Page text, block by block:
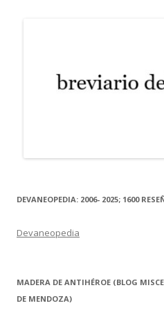
DEVANEOPEDIA: 2006- 2025; 1600
Devaneopedia
MADERA DE ANTIHÉROE (BLOG
DE MENDOZA)